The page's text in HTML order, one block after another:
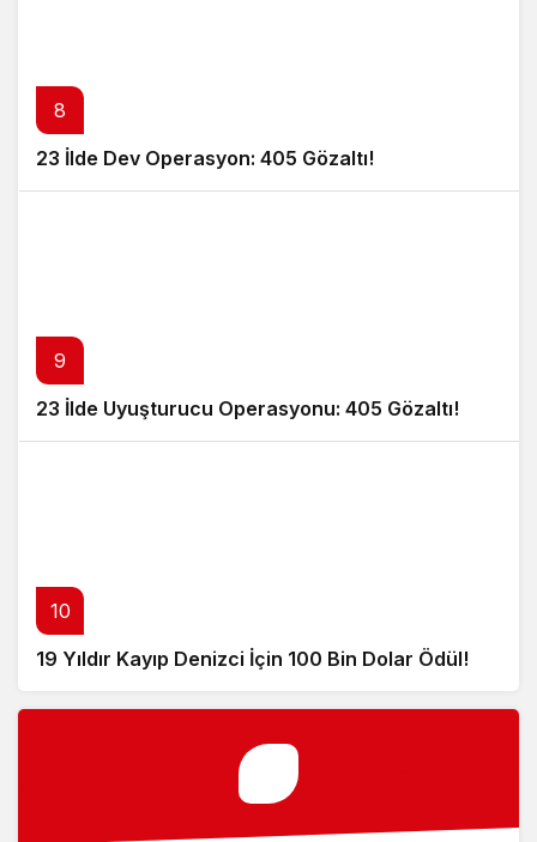
8
23 İlde Dev Operasyon: 405 Gözaltı!
9
23 İlde Uyuşturucu Operasyonu: 405 Gözaltı!
10
19 Yıldır Kayıp Denizci İçin 100 Bin Dolar Ödül!